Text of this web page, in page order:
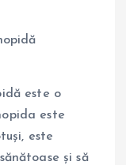
este o
este
este
și să